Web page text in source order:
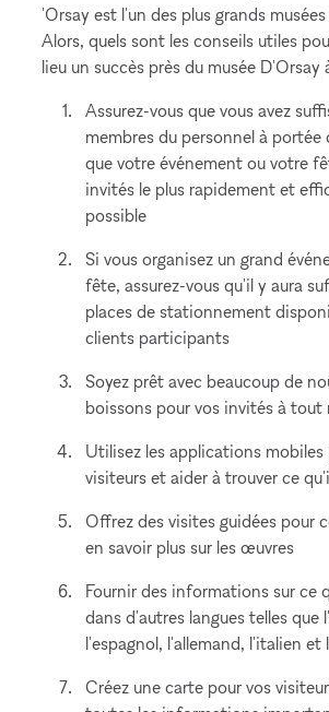
'Orsay est l'un des plus grands
Alors, quels sont les conseils utiles
lieu un succès près du musée D'Orsay
Assurez-vous que vous avez
membres du personnel à portée
que votre événement ou votre
invités le plus rapidement et
possible
Si vous organisez un grand
fête, assurez-vous qu'il y aura
places de stationnement
clients participants
Soyez prêt avec beaucoup de
boissons pour vos invités à tout
Utilisez les applications mobiles
visiteurs et aider à trouver ce
Offrez des visites guidées pour
en savoir plus sur les œuvres
Fournir des informations sur ce
dans d'autres langues telles que
l'espagnol, l'allemand, l'italien et
Créez une carte pour vos